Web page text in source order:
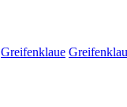
Greifenklaue